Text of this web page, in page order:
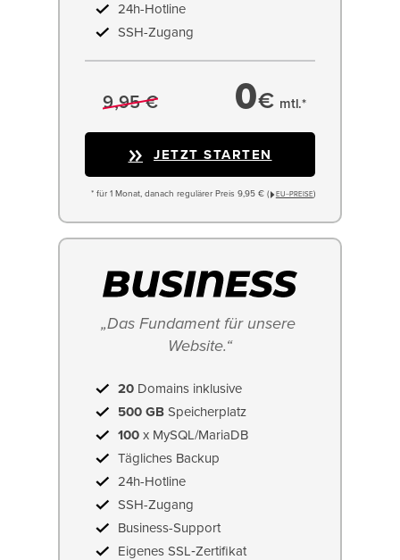
24h-Hotline
SSH-Zugang
9,95 € 0€ mtl.*
JETZT STARTEN
* für 1 Monat, danach regulärer Preis 9,95 € ( EU−PREISE)
„Das Fundament für unsere
Website.“
20 Domains inklusive
500 GB Speicherplatz
100 x MySQL/MariaDB
Tägliches Backup
24h-Hotline
SSH-Zugang
Business-Support
Eigenes SSL‑Zertifikat